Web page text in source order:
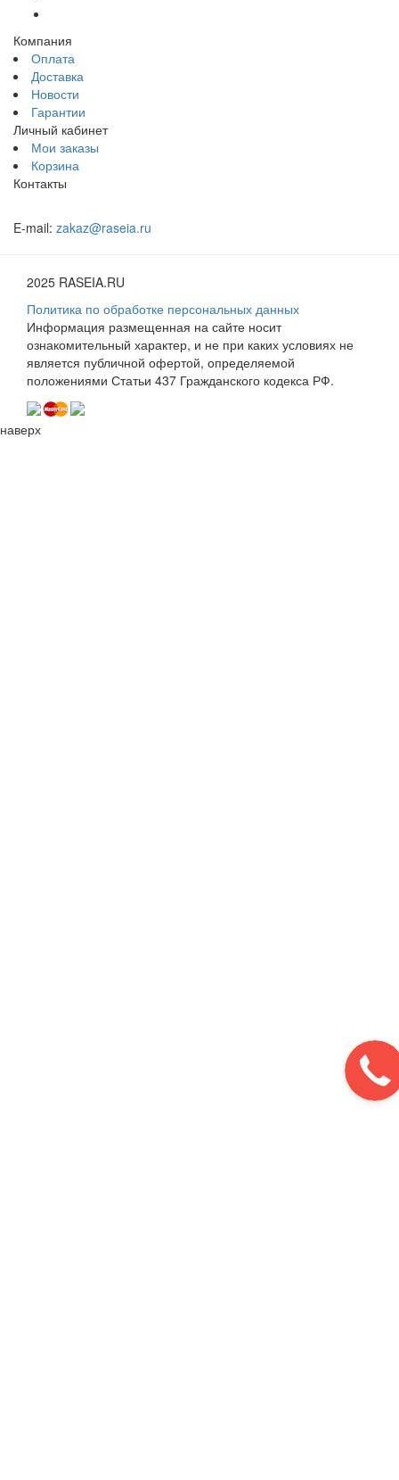
Компания
Оплата
Доставка
Новости
Гарантии
Личный кабинет
Мои заказы
Корзина
Контакты
E-mail: zakaz@raseia.ru
2025 RASEIA.RU
Политика по обработке персональных данных
Информация размещенная на сайте носит
ознакомительный характер, и не при каких условиях не
является публичной офертой, определяемой
положениями Статьи 437 Гражданского кодекса РФ.
наверх